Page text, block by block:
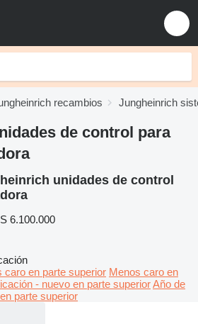
recambios Jungheinrich
de control para
unidades de control
6.100.000
caro en parte superior Menos caro en
- nuevo en parte superiorAño de
parte superior